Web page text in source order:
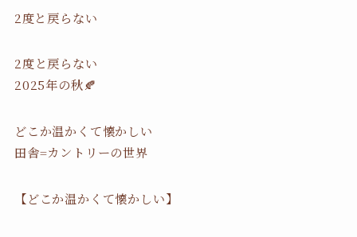
2度と戻らない
2度と戻らない
2025年の秋🍂
どこか温かくて懐かしい
田舎=カントリーの世界
【どこか温かくて懐かしい】